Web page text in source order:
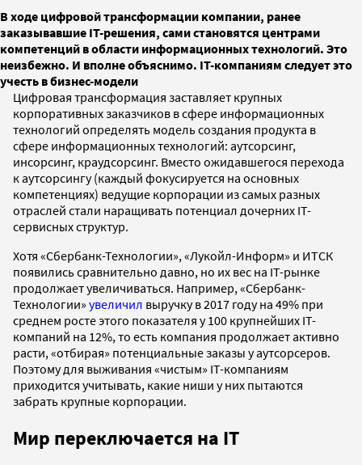
В ходе цифровой трансформации компании, ранее
заказывавшие IT-решения, сами становятся центрами
компетенций в области информационных технологий. Это
неизбежно. И вполне объяснимо. IT-компаниям следует это
учесть в бизнес-модели
Цифровая трансформация заставляет крупных
корпоративных заказчиков в сфере информационных
технологий определять модель создания продукта в
сфере информационных технологий: аутсорсинг,
инсорсинг, краудсорсинг. Вместо ожидавшегося перехода
к аутсорсингу (каждый фокусируется на основных
компетенциях) ведущие корпорации из самых разных
отраслей стали наращивать потенциал дочерних IT-
сервисных структур.
Хотя «Сбербанк-Технологии», «Лукойл-Информ» и ИТСК
появились сравнительно давно, но их вес на IT-рынке
продолжает увеличиваться. Например, «Сбербанк-
Технологии» увеличил выручку в 2017 году на 49% при
среднем росте этого показателя у 100 крупнейших IT-
компаний на 12%, то есть компания продолжает активно
расти, «отбирая» потенциальные заказы у аутсорсеров.
Поэтому для выживания «чистым» IT-компаниям
приходится учитывать, какие ниши у них пытаются
забрать крупные корпорации.
Мир переключается на IT